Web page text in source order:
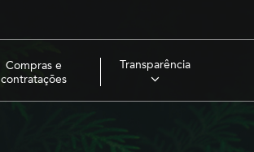
Compras e
contratações
Transparência